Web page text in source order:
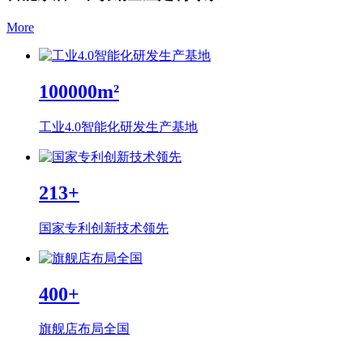
More
100000m²
工业4.0智能化研发生产基地
213+
国家专利创新技术领先
400+
旗舰店布局全国